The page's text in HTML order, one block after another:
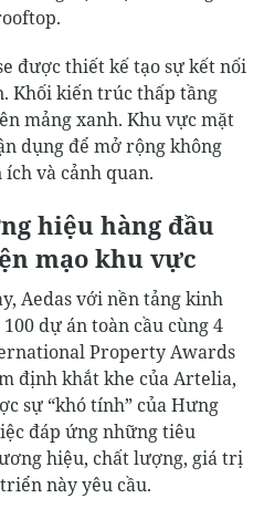
được thiết kế tạo sự kết nối
Khối kiến trúc thấp tầng
mảng xanh. Khu vực mặt
dụng để mở rộng không
và cảnh quan.
hiệu hàng đầu
mạo khu vực
Aedas với nền tảng kinh
dự án toàn cầu cùng 4
Property Awards
định khắt khe của Artelia,
sự “khó tính” của Hưng
đáp ứng những tiêu
hiệu, chất lượng, giá trị
này yêu cầu.